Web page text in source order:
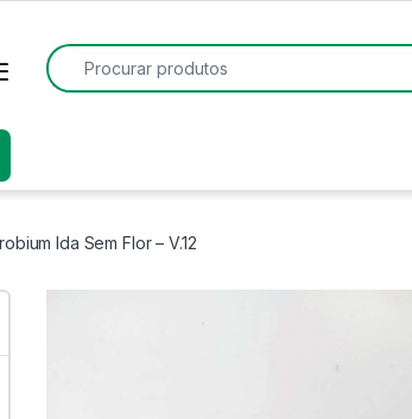
Procurar:
Ida Sem Flor – V.12